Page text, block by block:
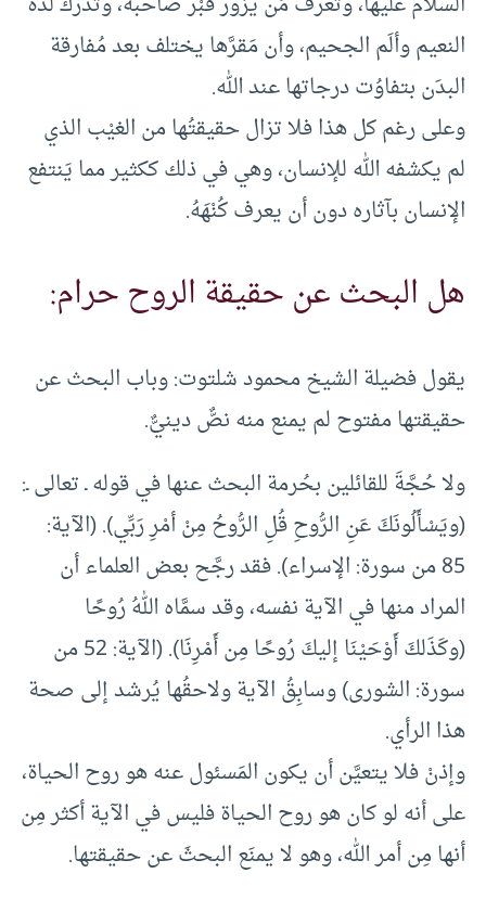
النعيم وألَم الجحيم، وأن مَقرَّها يختلف بعد مُفارقة
البدَن بتفاوُت درجاتها عند الله.
وعلى رغم كل هذا فلا تزال حقيقتُها من الغيْب الذي
لم يكشفه الله للإنسان، وهي في ذلك ككثير مما يَنتفع
الإنسان بآثاره دون أن يعرف كُنْهَهُ.
هل البحث عن حقيقة الروح حرام:
يقول فضيلة الشيخ محمود شلتوت: وباب البحث عن
حقيقتها مفتوح لم يمنع منه نصٌّ دينيٌّ.
ولا حُجَّةَ للقائلين بحُرمة البحث عنها في قوله ـ تعالى ـ:
(ويَسْأَلُونَكَ عَنِ الرُّوحِ قُلِ الرُّوحُ مِنْ أمْرِ رَبِّي). (الآية:
85 من سورة: الإسراء). فقد رجَّح بعض العلماء أن
المراد منها في الآية نفسه، وقد سمَّاه اللهُ رُوحًا
(وكَذَلكَ أَوْحَيْنَا إليكَ رُوحًا مِن أَمْرِنَا). (الآية: 52 من
سورة: الشورى) وسابِقُ الآية ولاحقُها يُرشد إلى صحة
هذا الرأي.
وإذنْ فلا يتعيَّن أن يكون المَسئول عنه هو روح الحياة،
على أنه لو كان هو روح الحياة فليس في الآية أكثر مِن
أنها مِن أمر الله، وهو لا يمنَع البحثَ عن حقيقتها.